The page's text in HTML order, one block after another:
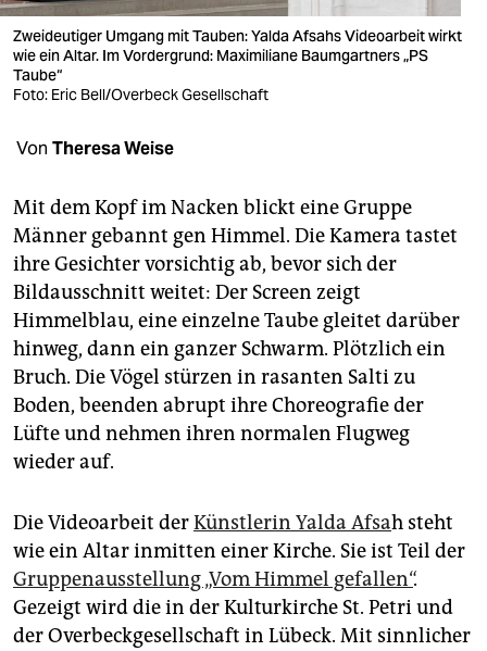
veranstaltungen
shop
fragen & hilfe
unterstützen
abo
genossenschaft
epaper login
Zweideutiger Umgang mit Tauben: Yalda Afsahs Videoarbeit wirkt
wie ein Altar. Im Vordergrund: Maximiliane Baumgartners „PS
Taube“
Foto: Eric Bell/Overbeck Gesellschaft
Von Theresa Weise
Mit dem Kopf im Nacken blickt eine Gruppe
Männer gebannt gen Himmel. Die Kamera tastet
ihre Gesichter vorsichtig ab, bevor sich der
Bildausschnitt weitet: Der Screen zeigt
Himmelblau, eine einzelne Taube gleitet darüber
hinweg, dann ein ganzer Schwarm. Plötzlich ein
Bruch. Die Vögel stürzen in rasanten Salti zu
Boden, beenden abrupt ihre Choreografie der
Lüfte und nehmen ihren normalen Flugweg
wieder auf.
Die Videoarbeit derKünstlerin Yalda Afsah steht
wie ein Altar inmitten einer Kirche. Sie ist Teil der
Gruppenausstellung „Vom Himmel gefallen“.
Gezeigt wird die in der Kulturkirche St. Petri und
der Overbeckgesellschaft in Lübeck. Mit sinnlicher